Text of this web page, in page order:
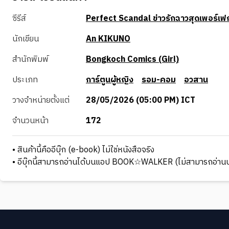
ซีรีส์
Perfect Scandal ข่าวรักฉาวสุดเพอร์เ
นักเขียน
An KIKUNO
สำนักพิมพ์
Bongkoch Comics (Girl)
ประเภท
การ์ตูนผู้หญิง รอม-คอม อวสาน
วางจำหน่ายตั้งแต่
28/05/2026 (05:00 PM) ICT
จำนวนหน้า
172
• สินค้านี้คืออีบุ๊ก (e-book) ไม่ใช่หนังสือจริง
• อีบุ๊กนี้สามารถอ่านได้บนแอป BOOK☆WALKER (ไม่สามารถอ่าน